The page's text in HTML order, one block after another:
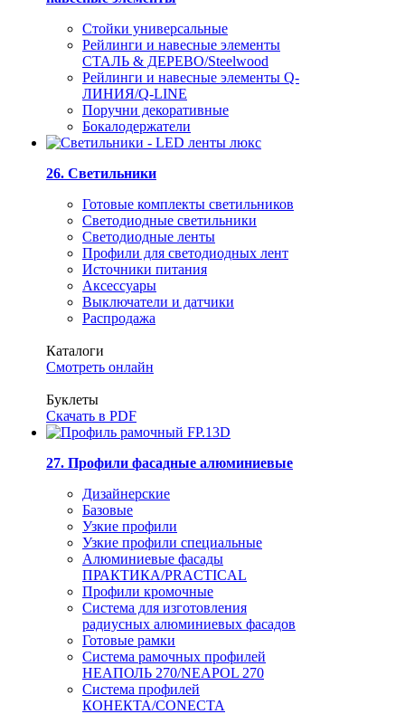
Стойки универсальные
Рейлинги и навесные элементы
СТАЛЬ & ДЕРЕВО/Steelwood
Рейлинги и навесные элементы Q-
ЛИНИЯ/Q-LINE
Поручни декоративные
Бокалодержатели
26. Светильники
Готовые комплекты светильников
Светодиодные светильники
Светодиодные ленты
Профили для светодиодных лент
Источники питания
Аксессуары
Выключатели и датчики
Распродажа
Каталоги
Смотреть онлайн
Буклеты
Скачать в PDF
27. Профили фасадные алюминиевые
Дизайнерские
Базовые
Узкие профили
Узкие профили специальные
Алюминиевые фасады
ПРАКТИКА/PRACTICAL
Профили кромочные
Система для изготовления
радиусных алюминиевых фасадов
Готовые рамки
Система рамочных профилей
НЕАПОЛЬ 270/NEAPOL 270
Система профилей
КОНЕКТА/CONECTA